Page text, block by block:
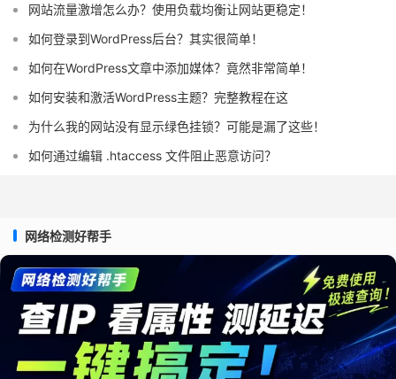
网站流量激增怎么办？使用负载均衡让网站更稳定！
如何登录到WordPress后台？其实很简单！
如何在WordPress文章中添加媒体？竟然非常简单！
如何安装和激活WordPress主题？完整教程在这
为什么我的网站没有显示绿色挂锁？可能是漏了这些！
如何通过编辑 .htaccess 文件阻止恶意访问？
网络检测好帮手